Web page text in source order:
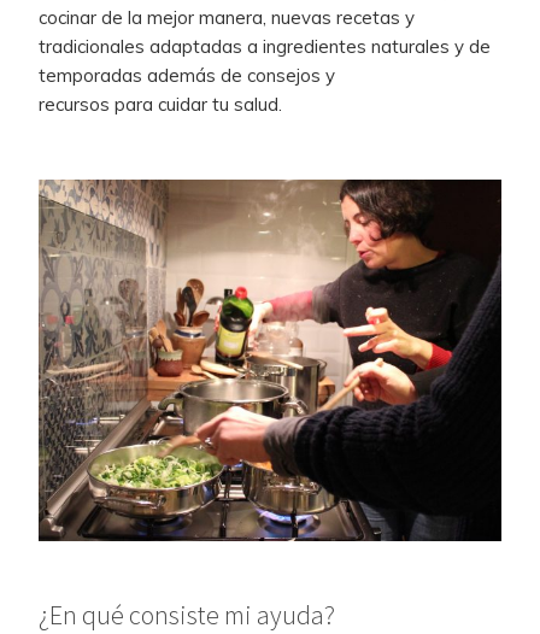
cocinar de la mejor manera, nuevas recetas y
tradicionales adaptadas a ingredientes naturales y de
temporadas además de consejos y
recursos para cuidar tu salud.
¿En qué consiste mi ayuda?